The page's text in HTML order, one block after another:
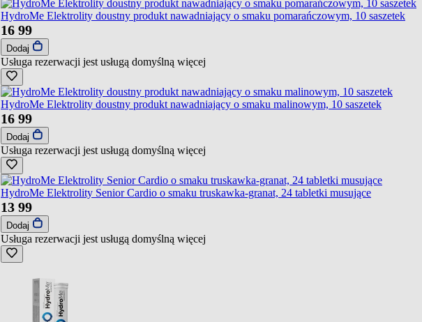
HydroMe Elektrolity doustny produkt nawadniający o smaku pomarańczowym, 10 saszetek
16 99
Dodaj
Usługa rezerwacji jest usługą domyślną więcej
HydroMe Elektrolity doustny produkt nawadniający o smaku malinowym, 10 saszetek
16 99
Dodaj
Usługa rezerwacji jest usługą domyślną więcej
HydroMe Elektrolity Senior Cardio o smaku truskawka-granat, 24 tabletki musujące
13 99
Dodaj
Usługa rezerwacji jest usługą domyślną więcej